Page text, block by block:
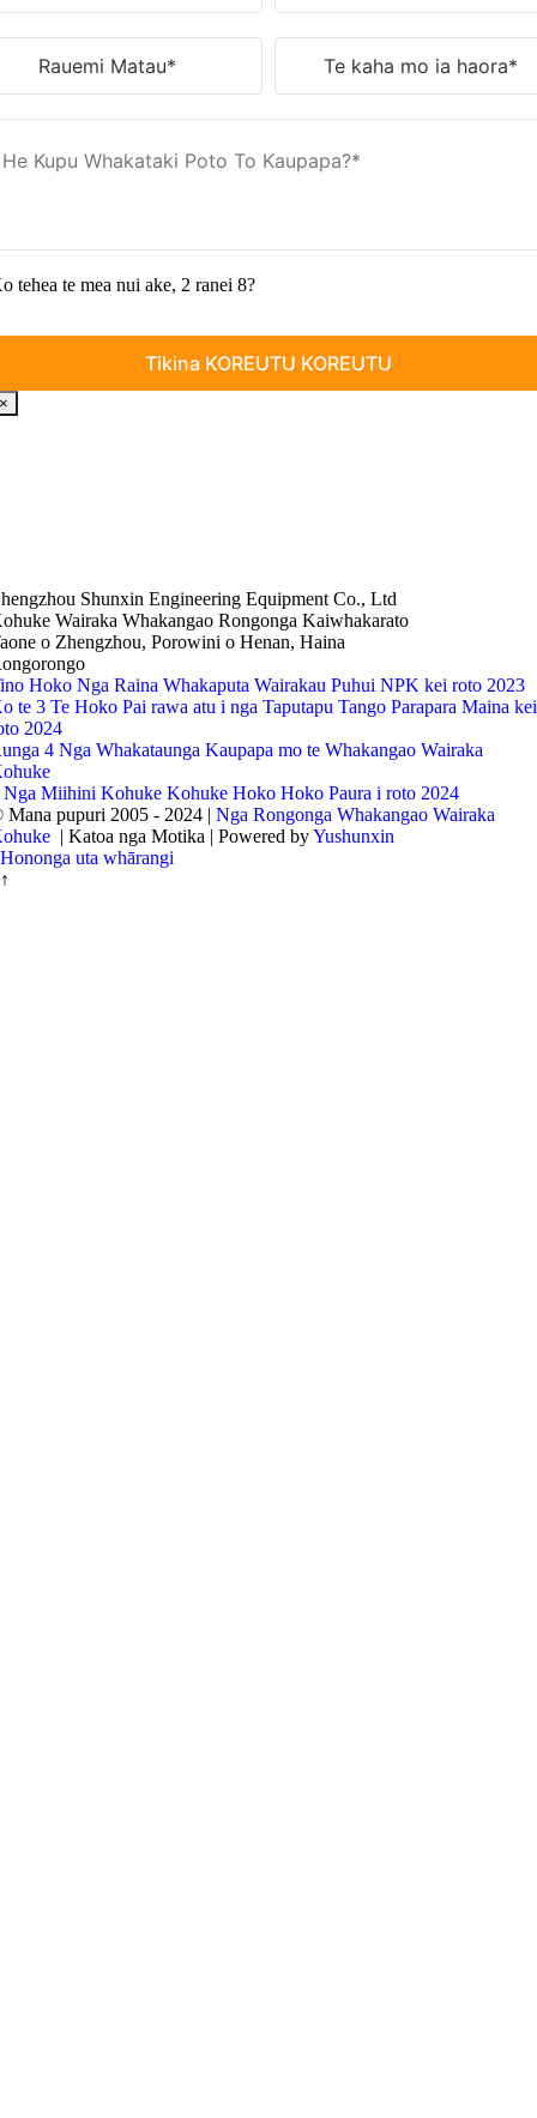
tehea te mea nui ake, 2 ranei 8?
×
Shunxin Engineering Equipment Co., Ltd
Wairaka Whakangao Rongonga Kaiwhakarato
o Zhengzhou, Porowini o Henan, Haina
Hoko Nga Raina Whakaputa Wairakau Puhui NPK kei roto 2023
te 3 Te Hoko Pai rawa atu i nga Taputapu Tango Parapara Maina kei
2024
4 Nga Whakataunga Kaupapa mo te Whakangao Wairaka
Nga Miihini Kohuke Kohuke Hoko Hoko Paura i roto 2024
Mana pupuri 2005 - 2024 |Nga Rongonga Whakangao Wairaka
| Katoa nga Motika | Powered byYushunxin
Hononga uta whārangi
↑